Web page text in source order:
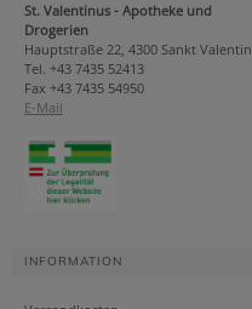
St. Valentinus - Apotheke und
Drogerien
Hauptstraße 22, 4300 Sankt Valentin
Tel. +43 7435 52413
Fax +43 7435 54950
E-Mail
INFORMATION